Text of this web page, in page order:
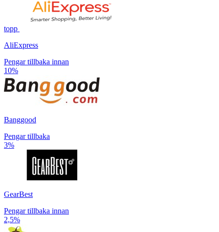
topp
AliExpress
Pengar tillbaka innan
10%
Banggood
Pengar tillbaka
3%
GearBest
Pengar tillbaka innan
2,5%